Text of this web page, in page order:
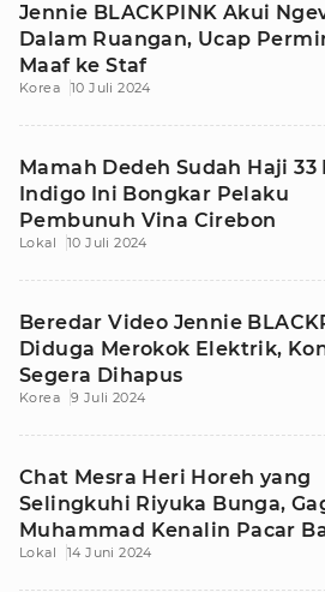
Jennie BLACKPINK Akui
Dalam Ruangan, Ucap
Maaf ke Staf
Korea 10 Juli 2024
Mamah Dedeh Sudah Haji 33
Indigo Ini Bongkar Pelaku
Pembunuh Vina Cirebon
Lokal 10 Juli 2024
Beredar Video Jennie
Diduga Merokok Elektrik,
Segera Dihapus
Korea 9 Juli 2024
Chat Mesra Heri Horeh yang
Selingkuhi Riyuka Bunga,
Muhammad Kenalin Pacar
Lokal 14 Juni 2024